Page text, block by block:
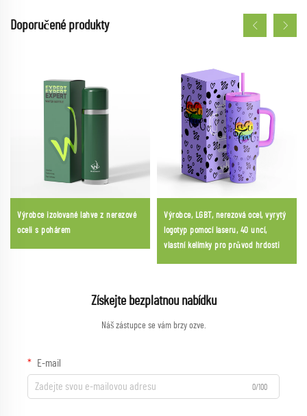
Doporučené produkty
Výrobce izolované lahve z nerezové
oceli s pohárem
Výrobce, LGBT, nerezová ocel, vyrytý
logotyp pomocí laseru, 40 uncí,
vlastní kelímky pro průvod hrdosti
Získejte bezplatnou nabídku
Náš zástupce se vám brzy ozve.
E-mail
0/100